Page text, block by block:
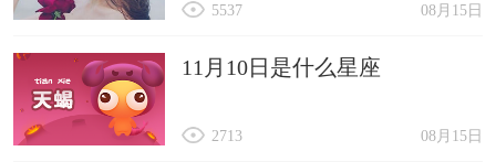
08月15日
5537
11月10日是什么星座
08月15日
2713